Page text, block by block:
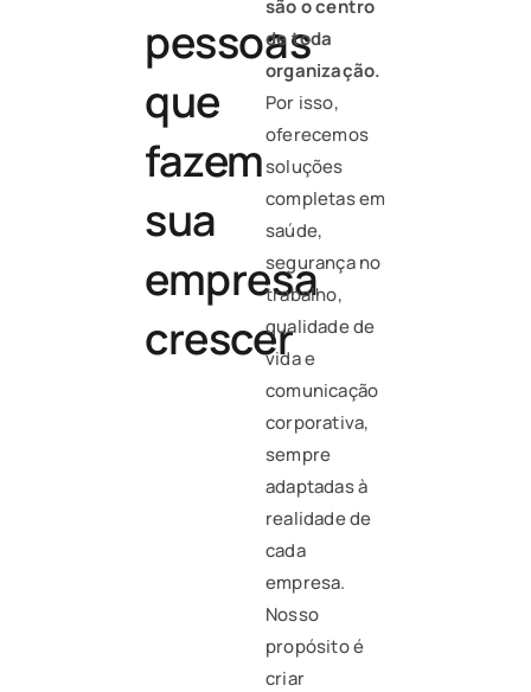
pessoas
que
fazem
sua
empresa
crescer
são o centro
de toda
organização.
Por isso,
oferecemos
soluções
completas em
saúde,
segurança no
trabalho,
qualidade de
vida e
comunicação
corporativa,
sempre
adaptadas à
realidade de
cada
empresa.
Nosso
propósito é
criar